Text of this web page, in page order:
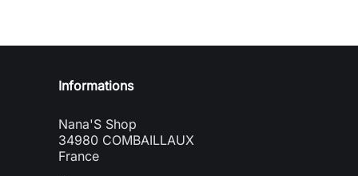
Informations
Nana'S Shop
34980 COMBAILLAUX
France